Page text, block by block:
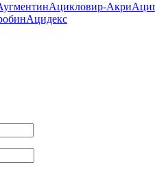
Ацикловир-Акри
Ацидекс